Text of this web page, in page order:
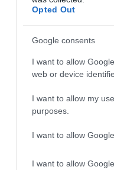
Opted Out
Google consents
I want to allow
web or device
I want to allow my
purposes.
I want to allow
I want to allow
ΑΣΕΠ: Εξ
Βάλε το